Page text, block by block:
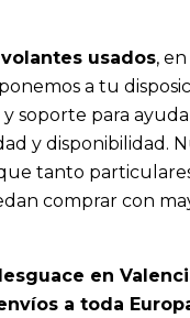
volantes usados,
a tu
soporte para
y disponibilidad.
tanto
comprar con
en
a toda